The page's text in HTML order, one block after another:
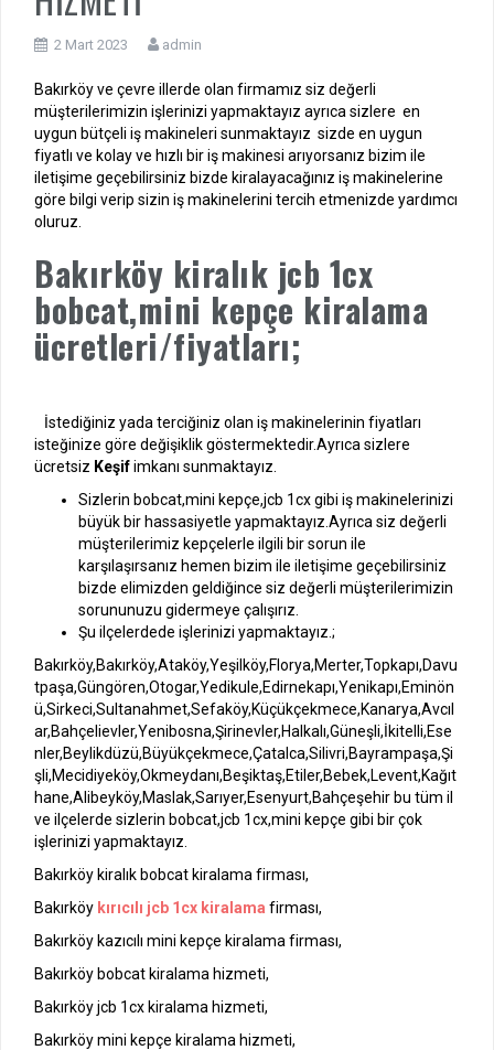
2 Mart 2023 admin
Bakırköy ve çevre illerde olan firmamız siz değerli
müşterilerimizin işlerinizi yapmaktayız ayrıca sizlere en
uygun bütçeli iş makineleri sunmaktayız sizde en uygun
fiyatlı ve kolay ve hızlı bir iş makinesi arıyorsanız bizim ile
iletişime geçebilirsiniz bizde kiralayacağınız iş makinelerine
göre bilgi verip sizin iş makinelerini tercih etmenizde yardımcı
oluruz.
Bakırköy kiralık jcb 1cx
bobcat,mini kepçe kiralama
ücretleri/fiyatları;
İstediğiniz yada terciğiniz olan iş makinelerinin fiyatları
isteğinize göre değişiklik göstermektedir.Ayrıca sizlere
ücretsiz Keşifimkanı sunmaktayız.
Sizlerin bobcat,mini kepçe,jcb 1cx gibi iş makinelerinizi
büyük bir hassasiyetle yapmaktayız.Ayrıca siz değerli
müşterilerimiz kepçelerle ilgili bir sorun ile
karşılaşırsanız hemen bizim ile iletişime geçebilirsiniz
bizde elimizden geldiğince siz değerli müşterilerimizin
sorununuzu gidermeye çalışırız.
Şu ilçelerdede işlerinizi yapmaktayız.;
Bakırköy,Bakırköy,Ataköy,Yeşilköy,Florya,Merter,Topkapı,Davu
tpaşa,Güngören,Otogar,Yedikule,Edirnekapı,Yenikapı,Eminön
ü,Sirkeci,Sultanahmet,Sefaköy,Küçükçekmece,Kanarya,Avcıl
ar,Bahçelievler,Yenibosna,Şirinevler,Halkalı,Güneşli,İkitelli,Ese
nler,Beylikdüzü,Büyükçekmece,Çatalca,Silivri,Bayrampaşa,Şi
şli,Mecidiyeköy,Okmeydanı,Beşiktaş,Etiler,Bebek,Levent,Kağıt
hane,Alibeyköy,Maslak,Sarıyer,Esenyurt,Bahçeşehir bu tüm il
ve ilçelerde sizlerin bobcat,jcb 1cx,mini kepçe gibi bir çok
işlerinizi yapmaktayız.
Bakırköy kiralık bobcat kiralama firması,
Bakırköy kırıcılı jcb 1cx kiralama firması,
Bakırköy kazıcılı mini kepçe kiralama firması,
Bakırköy bobcat kiralama hizmeti,
Bakırköy jcb 1cx kiralama hizmeti,
Bakırköy mini kepçe kiralama hizmeti,